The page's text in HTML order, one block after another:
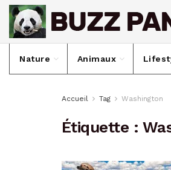
Nature Animaux
Accueil Tag Washington
Étiquette :